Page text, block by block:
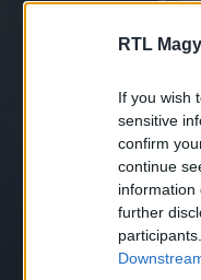
RTL
If you wish
sensitive
confirm
continue
information
further